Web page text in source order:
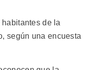
de la
según una encuesta